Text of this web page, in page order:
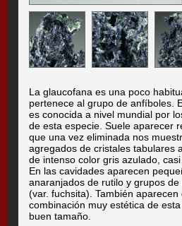
La glaucofana es una poco
pertenece al grupo de anfíboles.
es conocida a nivel mundial por
de esta especie. Suele aparecer
que una vez eliminada nos
agregados de cristales tabulares
de intenso color gris azulado,
En las cavidades aparecen
anaranjados de rutilo y grupos
(var. fuchsita). También
combinación muy estética de
buen tamaño.